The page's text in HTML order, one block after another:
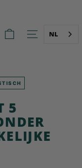
OP NAVIGATIE
NL
5